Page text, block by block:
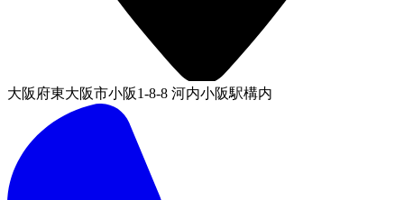
大阪府東大阪市小阪1-8-8 河内小阪駅構内